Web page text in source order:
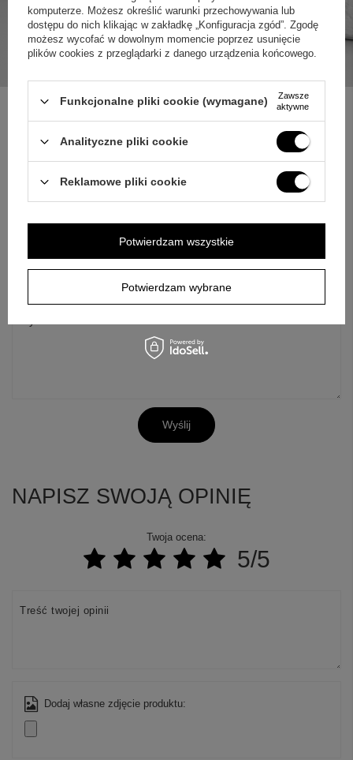
ZAPYTAJ O PRODUKT
Jeżeli powyższy opis jest dla Ciebie niewystarczający, prześlij nam
swoje pytanie odnośnie tego produktu. Postaramy się odpowiedzieć tak
E-mail
Wyślij
NAPISZ SWOJĄ OPINIĘ
Twoja ocena:
5/5
Treść twojej opinii
Dodaj własne zdjęcie produktu:
komputerze. Możesz określić warunki przechowywania lub
dostępu do nich klikając w zakładkę „Konfiguracja zgód”. Zgodę
możesz wycofać w dowolnym momencie poprzez usunięcie
plików cookies z przeglądarki z danego urządzenia końcowego.
Funkcjonalne pliki cookie (wymagane)
Zawsze
aktywne
Analityczne pliki cookie
Reklamowe pliki cookie
Potwierdzam wybrane
Potwierdzam wszystkie